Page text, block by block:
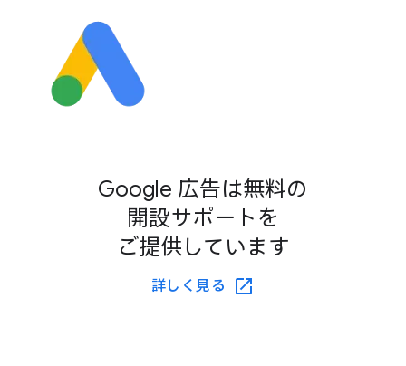
Google 広告は​無料の​
開設サポートを​
ご提供しています
詳しく​見る